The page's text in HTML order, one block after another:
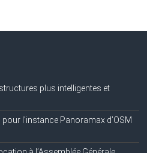
plus intelligentes et
l’instance Panoramax d’OSM